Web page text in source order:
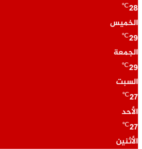
28
℃
الخميس
29
℃
الجمعة
29
℃
السبت
27
℃
الأحد
27
℃
الأثنين